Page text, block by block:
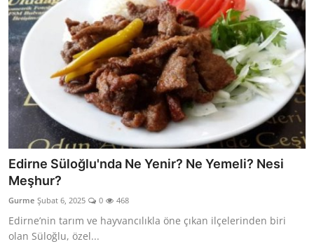
Edirne Süloğlu'nda Ne Yenir? Ne Yemeli? Nesi
Meşhur?
Gurme Şubat 6, 2025 0 468
Edirne’nin tarım ve hayvancılıkla öne çıkan ilçelerinden biri
olan Süloğlu, özel...